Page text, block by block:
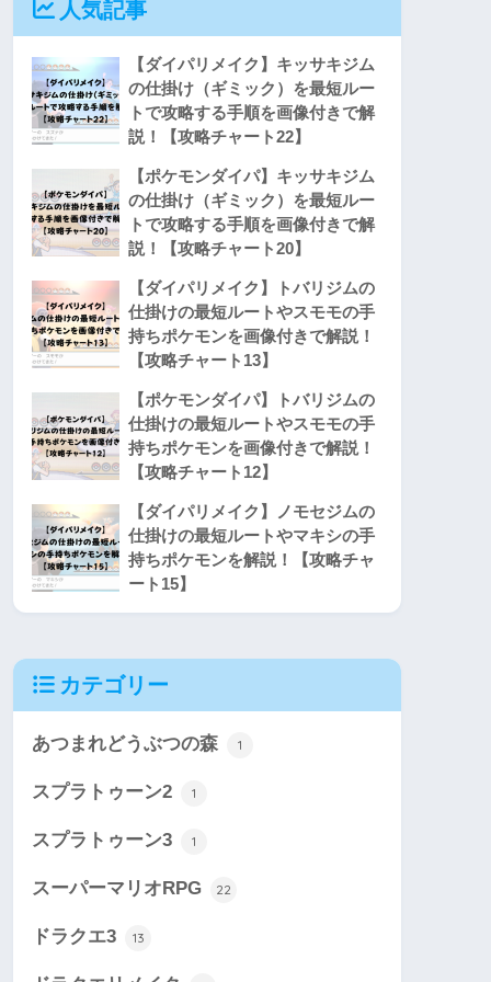
人気記事
【ダイパリメイク】キッサキジム
の仕掛け（ギミック）を最短ルー
トで攻略する手順を画像付きで解
説！【攻略チャート22】
【ポケモンダイパ】キッサキジム
の仕掛け（ギミック）を最短ルー
トで攻略する手順を画像付きで解
説！【攻略チャート20】
【ダイパリメイク】トバリジムの
仕掛けの最短ルートやスモモの手
持ちポケモンを画像付きで解説！
【攻略チャート13】
【ポケモンダイパ】トバリジムの
仕掛けの最短ルートやスモモの手
持ちポケモンを画像付きで解説！
【攻略チャート12】
【ダイパリメイク】ノモセジムの
仕掛けの最短ルートやマキシの手
持ちポケモンを解説！【攻略チャ
ート15】
カテゴリー
あつまれどうぶつの森 1
スプラトゥーン2 1
スプラトゥーン3 1
スーパーマリオRPG 22
ドラクエ3 13